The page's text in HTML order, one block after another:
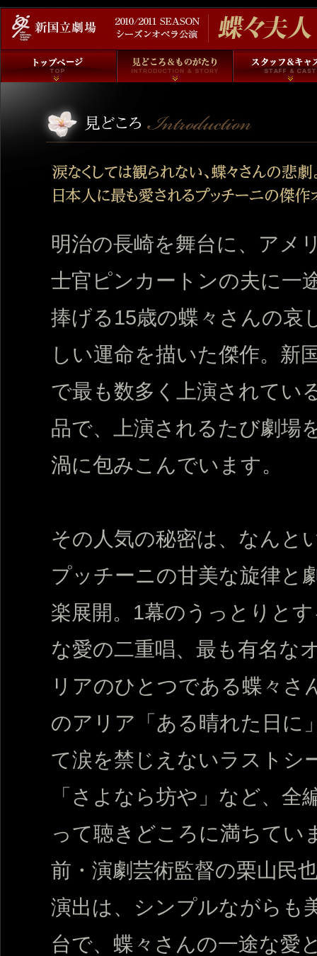
明治の長崎を舞台に、アメ
士官ピンカートンの夫に一
捧げる15歳の蝶々さんの哀
しい運命を描いた傑作。新
で最も数多く上演されてい
品で、上演されるたび劇場
渦に包みこんでいます。
その人気の秘密は、なんと
プッチーニの甘美な旋律と
楽展開。1幕のうっとりと
な愛の二重唱、最も有名な
リアのひとつである蝶々さ
のアリア「ある晴れた日に
て涙を禁じえないラストシ
「さよなら坊や」など、全
って聴きどころに満ちてい
前・演劇芸術監督の栗山民
演出は、シンプルながらも
台で、蝶々さんの一途な愛